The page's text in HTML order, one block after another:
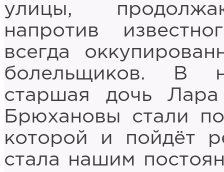
улицы,
напротив
всегда
болельщиков. В
старшая дочь
Брюхановы стали
которой и пойдёт
стала нашим